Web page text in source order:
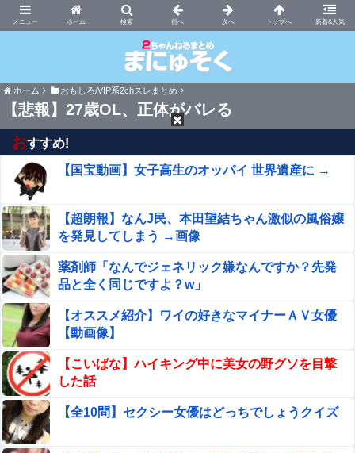
ホーム 新着&人気
まにゅそく 2chまとめニュース速報VIP
ホーム おもしろ/VIP系2chスレまとめ
【悲報】27歳OL、正体がバレる
おすすめ!
【国宝動画】女子高生のオッパイ 世界遺産に →
【超朗報】なんJ民、本田望結ちゃん激似の風俗嬢
を発見してしまう →画像
薬剤師「なんでジェネリック嫌なんですか？先発
品と全く同じですよ？w」
【オススメ紹介】ワイの好きなマイナーＡＶ女優
【動画像】
【こいばな】ハイキング中に美女の野グソを目撃
した話
【全10問】セクシー女優はどっちでしょうクイズ